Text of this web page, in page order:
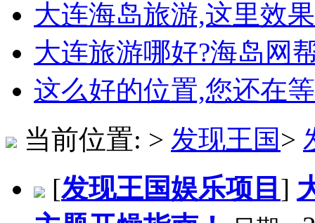
大连海岛旅游,这里效
大连旅游哪好?海岛网
这么好的位置,您还在
当前位置: > 发现王国>
[发现王国娱乐项目 ]